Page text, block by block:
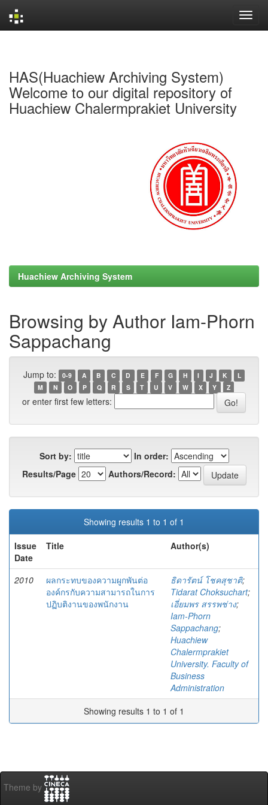
HAS(Huachiew Archiving System)
Welcome to our digital repository of
Huachiew Chalermprakiet University
Huachiew Archiving System
Browsing by Author Iam-Phorn
Sappachang
Jump to: 0-9 A B C D E F G H I J K
L
M
N O P Q R S T U V W X Y Z
or enter first few letters:
Sort by:
In order:
Results/Page
Authors/Record:
Showing results 1 to 1 of 1
Issue
Date
Title Author(s)
2010
ผลกระทบของความผูกพันต่อ
องค์กรกับความสามารถในการ
ปฏิบติงานของพนักงาน
ธิดารัตน์ โชคสุชาติ;
Tidarat Choksuchart;
เอี่ยมพร สรรพช่าง;
Iam-Phorn
Sappachang;
Huachiew
Chalermprakiet
University. Faculty of
Business
Administration
Showing results 1 to 1 of 1
Theme by